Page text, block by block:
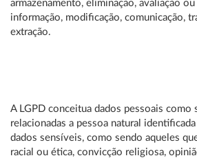
armazenamento, eliminação, avaliação
informação, modificação, comunicação,
extração.
A LGPD conceitua dados pessoais como
relacionadas a pessoa natural
dados sensíveis, como sendo aqueles
racial ou ética, convicção religiosa,